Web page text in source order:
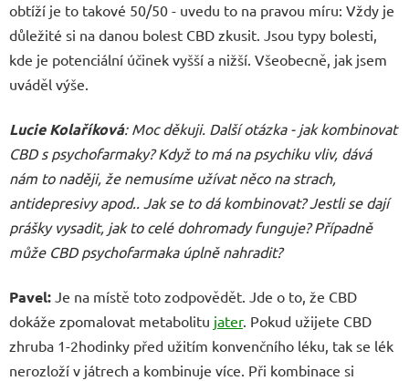
obtíží je to takové 50/50 - uvedu to na pravou míru: Vždy je
důležité si na danou bolest CBD zkusit. Jsou typy bolesti,
kde je potenciální účinek vyšší a nižší. Všeobecně, jak jsem
uváděl výše.
Lucie Kolaříková: Moc děkuji. Další otázka - jak kombinovat
CBD s psychofarmaky? Když to má na psychiku vliv, dává
nám to naději, že nemusíme užívat něco na strach,
antidepresivy apod.. Jak se to dá kombinovat? Jestli se dají
prášky vysadit, jak to celé dohromady funguje? Případně
může CBD psychofarmaka úplně nahradit?
Pavel: Je na místě toto zodpovědět. Jde o to, že CBD
dokáže zpomalovat metabolitu jater. Pokud užijete CBD
zhruba 1-2hodinky před užitím konvenčního léku, tak se lék
nerozloží v játrech a kombinuje více. Při kombinace si